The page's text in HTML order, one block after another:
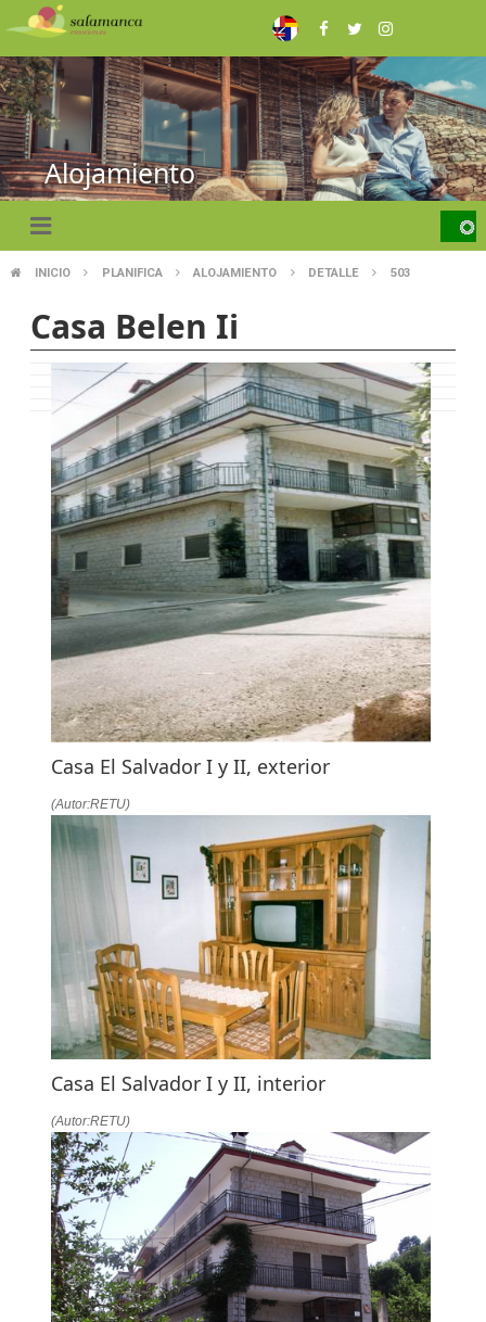
Pasar
al
contenido
principal
Alojamiento
ENLACES
AYUDA
NAVEGACIÓN
INICIO PLANIFICA ALOJAMIENTO DETALLE 503
Casa Belen Ii
Casa El Salvador I y II, exterior
(Autor:RETU)
Casa El Salvador I y II, interior
(Autor:RETU)